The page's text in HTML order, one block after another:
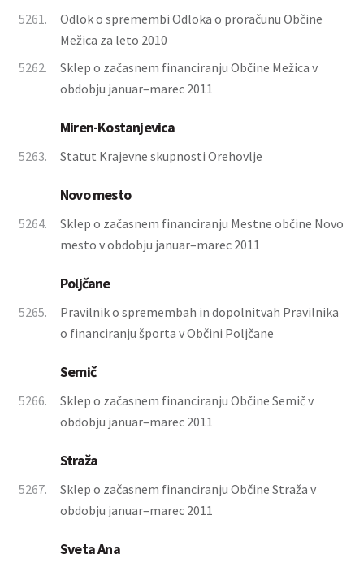
5261.
Odlok o spremembi Odloka o proračunu Občine
Mežica za leto 2010
5262.
Sklep o začasnem financiranju Občine Mežica v
obdobju januar–marec 2011
Miren-Kostanjevica
5263. Statut Krajevne skupnosti Orehovlje
Novo mesto
5264.
Sklep o začasnem financiranju Mestne občine Novo
mesto v obdobju januar–marec 2011
Poljčane
5265.
Pravilnik o spremembah in dopolnitvah Pravilnika
o financiranju športa v Občini Poljčane
Semič
5266.
Sklep o začasnem financiranju Občine Semič v
obdobju januar–marec 2011
Straža
5267.
Sklep o začasnem financiranju Občine Straža v
obdobju januar–marec 2011
Sveta Ana